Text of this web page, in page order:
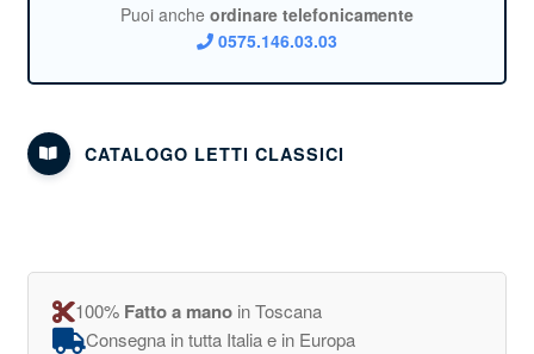
Puoi anche ordinare telefonicamente
0575.146.03.03
CATALOGO LETTI CLASSICI
100% Fatto a manoin Toscana
Consegna in tutta Italia e in Europa